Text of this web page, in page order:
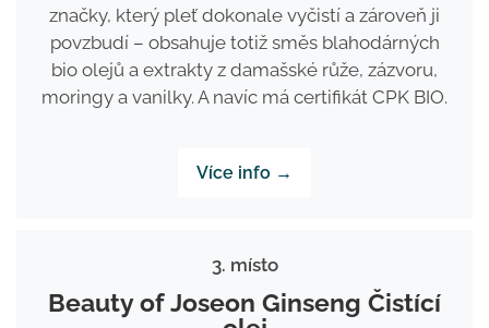
značky, který pleť dokonale vyčistí a zároveň ji
povzbudí – obsahuje totiž směs blahodárných
bio olejů a extrakty z damašské růže, zázvoru,
moringy a vanilky. A navíc má certifikát CPK BIO.
Více info →
3. místo
Beauty of Joseon Ginseng Čistící